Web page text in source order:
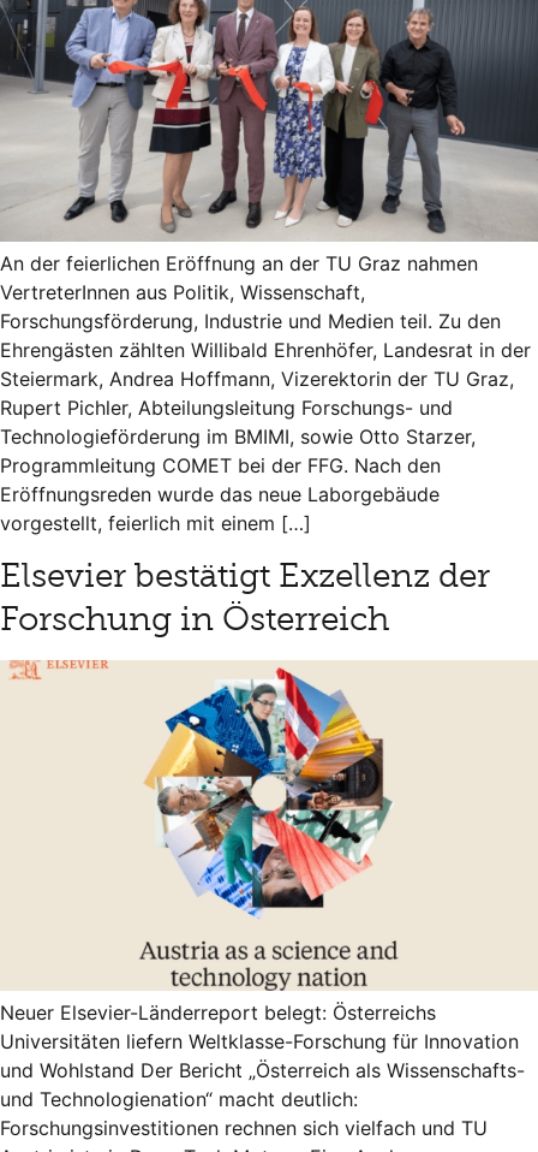
An der feierlichen Eröffnung an der TU Graz nahmen
VertreterInnen aus Politik, Wissenschaft,
Forschungsförderung, Industrie und Medien teil. Zu den
Ehrengästen zählten Willibald Ehrenhöfer, Landesrat in der
Steiermark, Andrea Hoffmann, Vizerektorin der TU Graz,
Rupert Pichler, Abteilungsleitung Forschungs- und
Technologieförderung im BMIMI, sowie Otto Starzer,
Programmleitung COMET bei der FFG. Nach den
Eröffnungsreden wurde das neue Laborgebäude
vorgestellt, feierlich mit einem […]
Elsevier bestätigt Exzellenz der
Forschung in Österreich
Neuer Elsevier-Länderreport belegt: Österreichs
Universitäten liefern Weltklasse-Forschung für Innovation
und Wohlstand Der Bericht „Österreich als Wissenschafts-
und Technologienation“ macht deutlich:
Forschungsinvestitionen rechnen sich vielfach und TU